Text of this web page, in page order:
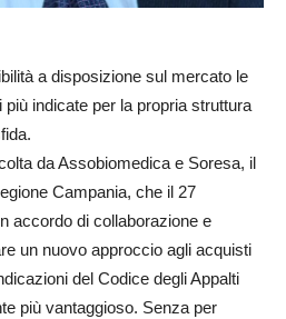
a disposizione sul mercato le
indicate per la propria struttura
da Assobiomedica e Soresa, il
Campania, che il 27
accordo di collaborazione e
un nuovo approccio agli acquisti
del Codice degli Appalti
più vantaggioso. Senza per